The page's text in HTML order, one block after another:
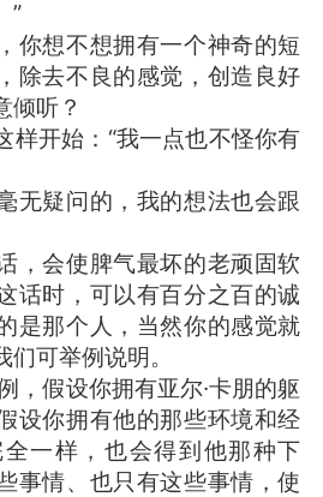
”
想不想拥有一个神奇的短
除去不良的感觉，创造良好
倾听？
开始：“我一点也不怪你有
疑问的，我的想法也会跟
会使脾气最坏的老顽固软
话时，可以有百分之百的诚
是那个人，当然你的感觉就
可举例说明。
假设你拥有亚尔·卡朋的躯
设你拥有他的那些环境和经
一样，也会得到他那种下
事情、也只有这些事情，使